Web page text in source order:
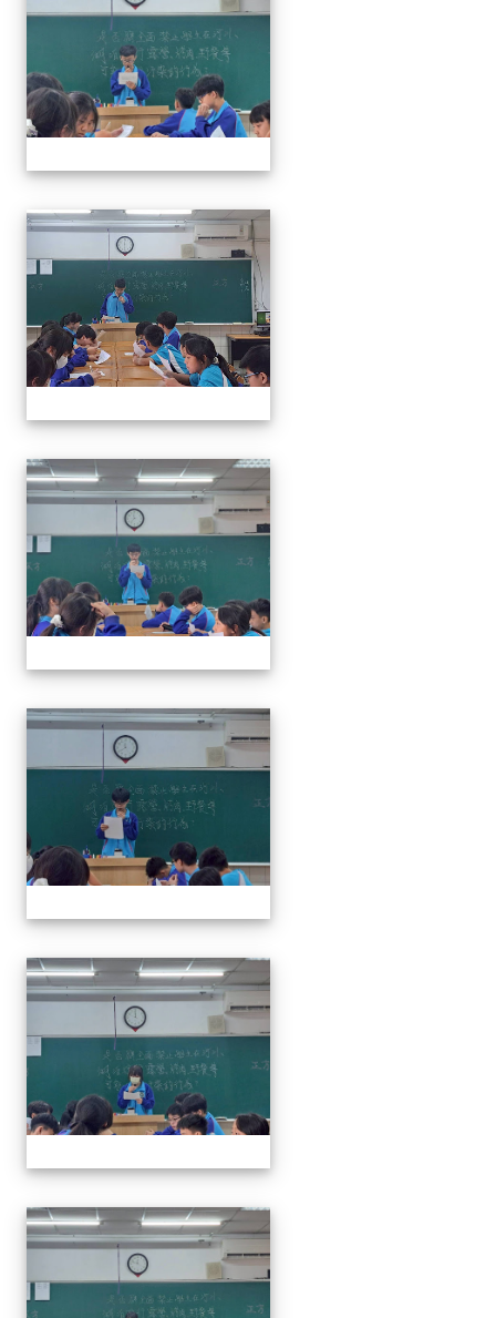
奧瑞岡辯論比賽
奧瑞岡辯論比賽
奧瑞岡辯論比賽
奧瑞岡辯論比賽
奧瑞岡辯論比賽